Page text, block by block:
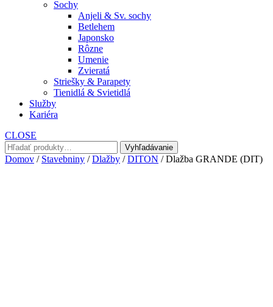
Sochy
Anjeli & Sv. sochy
Betlehem
Japonsko
Rôzne
Umenie
Zvieratá
Striešky & Parapety
Tienidlá & Svietidlá
Služby
Kariéra
CLOSE
Hľadať:
Vyhľadávanie
Domov / Stavebniny /Dlažby /DITON / Dlažba GRANDE (DIT)